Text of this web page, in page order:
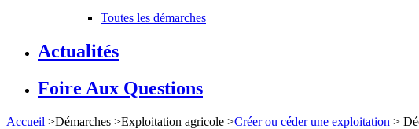
Toutes les démarches
Actualités
Foire Aux Questions
Accueil >Démarches >Exploitation agricole >Créer ou céder une exploitation >